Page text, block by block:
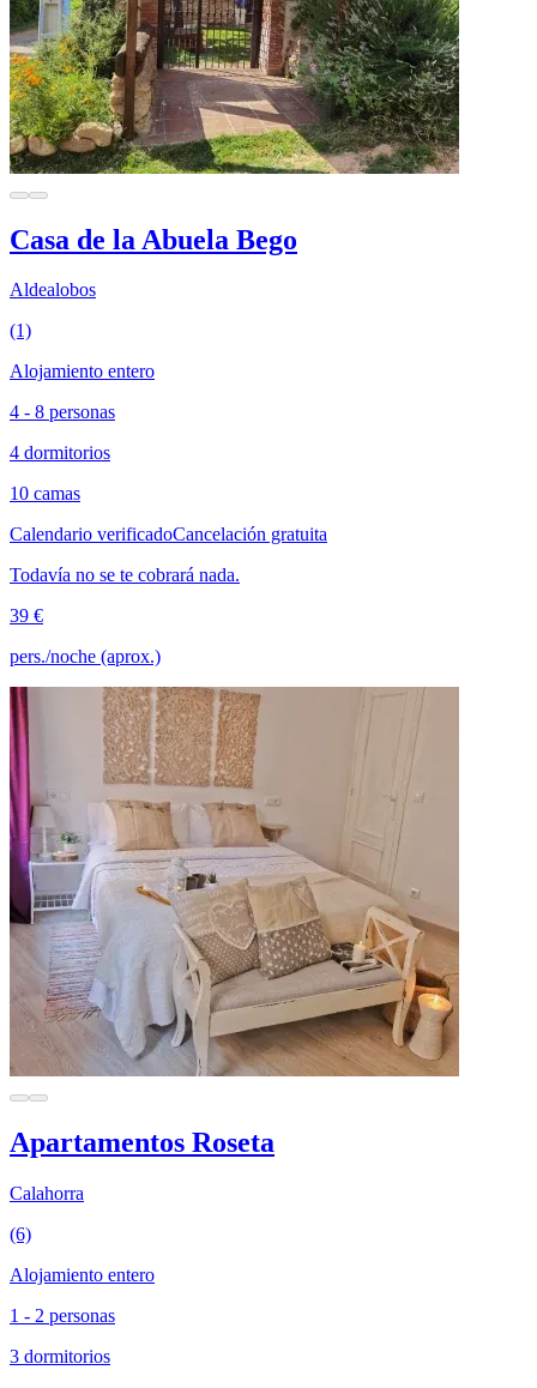
Casa de la Abuela Bego
Aldealobos
(1)
Alojamiento entero
4 - 8 personas
4 dormitorios
10 camas
Calendario verificadoCancelación gratuita
Todavía no se te cobrará nada.
39 €
pers./noche (aprox.)
Apartamentos Roseta
Calahorra
(6)
Alojamiento entero
1 - 2 personas
3 dormitorios